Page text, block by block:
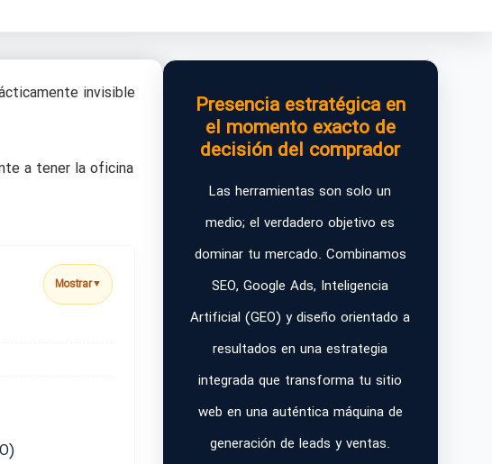
invisible
a tener la oficina
Mostrar▼
Presencia estratégica en
el momento exacto de
decisión del comprador
Las herramientas son solo un
medio; el verdadero objetivo es
dominar tu mercado. Combinamos
SEO, Google Ads, Inteligencia
Artificial (GEO) y diseño orientado a
resultados en una estrategia
integrada que transforma tu sitio
web en una auténtica máquina de
generación de leads y ventas.